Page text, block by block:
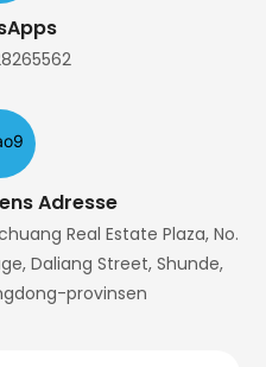
Adresse
Real Estate Plaza, No.
Daliang Street, Shunde,
provinsen